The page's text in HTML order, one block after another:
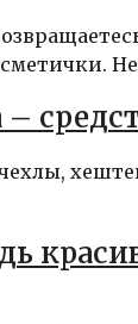
Не
–